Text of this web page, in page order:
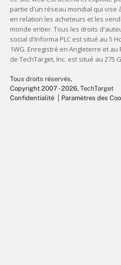
Tous droits réservés,
Copyright 2007 - 2026, TechTarget
Confidentialité
Paramètres des